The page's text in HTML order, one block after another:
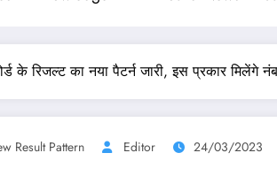
के रिजल्ट का नया पैटर्न जारी, इस प्रकार मिलेंगे
Result Pattern Editor 24/03/2023